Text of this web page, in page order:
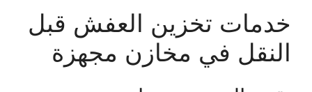
خدمات تخزين العفش قبل
النقل في مخازن مجهزة